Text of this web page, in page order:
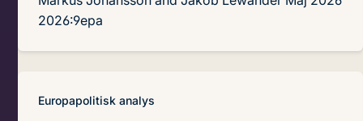
2026:9epa
Europapolitisk analys